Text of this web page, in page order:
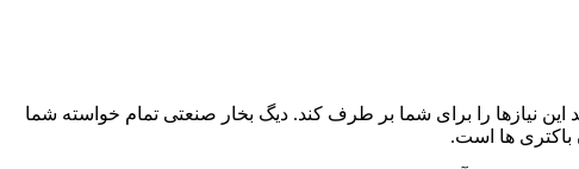
نیازها را برای شما بر طرف کند. دیگ بخار صنعتی تمام خواسته شما
باکتری ها است.